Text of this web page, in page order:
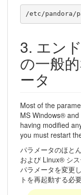
エン
の一般
ータ
Most of the
MS Windows®
having modified
you must restart
パラメータのほと
および Linux® シ
パラメータを変更
トを再起動する必